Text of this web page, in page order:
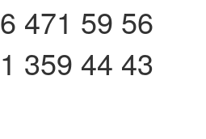
471 59 56
359 44 43